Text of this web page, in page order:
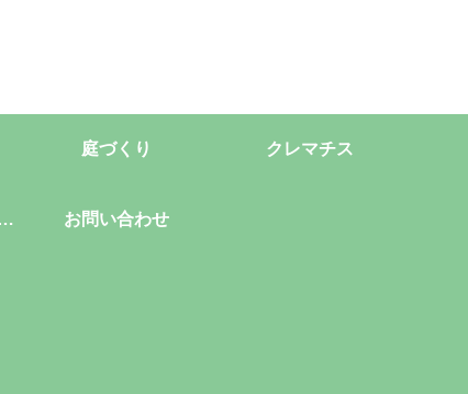
庭づくり クレマチス
お問い合わせ